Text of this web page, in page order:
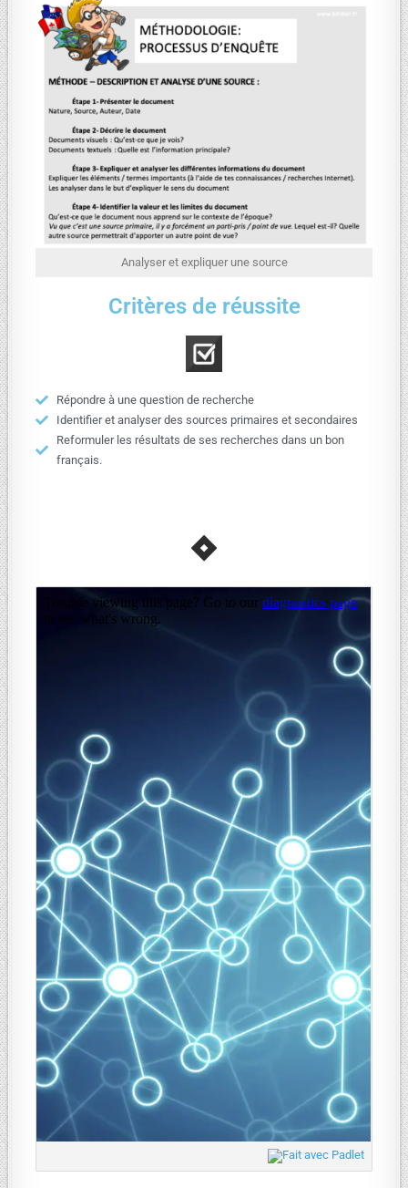
Analyser et expliquer une source
Critères de réussite
Répondre à une question de recherche
Identifier et analyser des sources primaires et secondaires
Reformuler les résultats de ses recherches dans un bon
français.